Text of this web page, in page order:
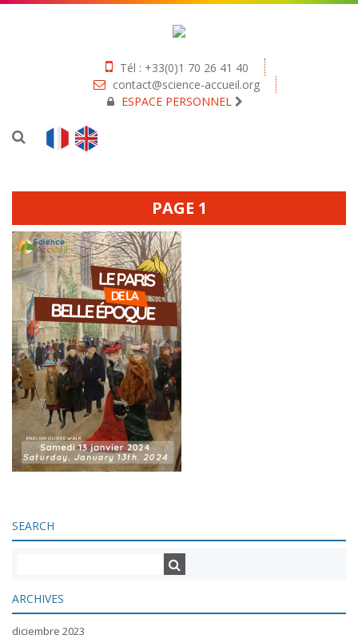
Tél : +33(0)1 70 26 41 40
contact@science-accueil.org
ESPACE PERSONNEL
PAGE 1
SEARCH
ARCHIVES
diciembre 2023